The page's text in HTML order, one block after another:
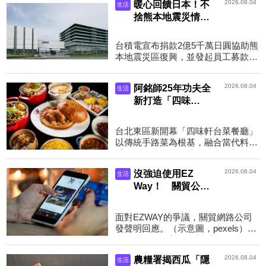
入下半場，今年夏天，六福...
生活
暖心回饋日本！不
捨熊本地震災情
日圓」賑災還發起
員工募款
2026.08.04
台積電宣布捐款2億5千萬日圓協助熊
本地震災區復興，並發起員工募款。
震」造成災情，對此，全...
生活
阿銘師25年功夫全
新打造「四味
吃得到龍蝦三明
治、紅蟳米糕辦桌
2026.08.04
台北東區新開幕「四味軒台菜餐廳」
以傳統手路菜為根基，融合當代料理
鏡週刊想吃辦桌手路...
生活
沒強迫使用EZ
Way！ 關貿公司
清」：沒有向民眾
收費
2026.08.04
面對EZWAY的爭議，關貿網路公司
發聲明回應。（示意圖，pexels）圖
運的關貿網路公司特別做出...
生活 農糧署揭西瓜「隱 2026.08.04